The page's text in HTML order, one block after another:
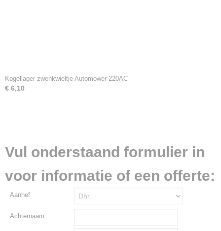
Kogellager zwenkwieltje Automower 220AC
€ 6,10
Vul onderstaand formulier in
voor informatie of een offerte:
Aanhef
Achternaam